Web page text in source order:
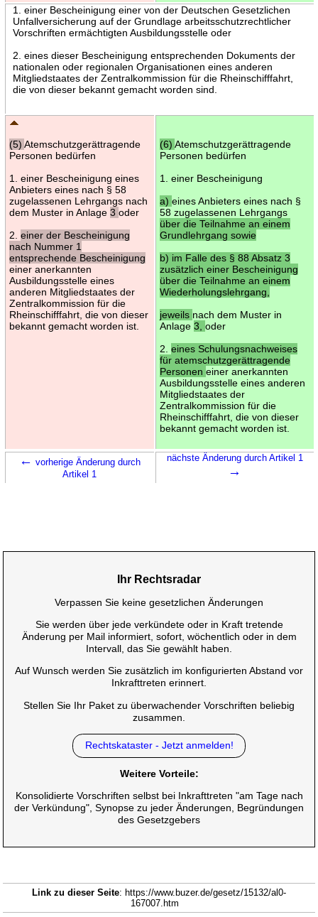
1. einer Bescheinigung einer von der Deutschen Gesetzlichen
Unfallversicherung auf der Grundlage arbeitsschutzrechtlicher
Vorschriften ermächtigten Ausbildungsstelle oder
2. eines dieser Bescheinigung entsprechenden Dokuments der
nationalen oder regionalen Organisationen eines anderen
Mitgliedstaates der Zentralkommission für die Rheinschifffahrt,
die von dieser bekannt gemacht worden sind.
(5) Atemschutzgerättragende
Personen bedürfen
1. einer Bescheinigung eines
Anbieters eines nach § 58
zugelassenen Lehrgangs nach
dem Muster in Anlage 3 oder
2. einer der Bescheinigung
nach Nummer 1
entsprechende Bescheinigung
einer anerkannten
Ausbildungsstelle eines
anderen Mitgliedstaates der
Zentralkommission für die
Rheinschifffahrt, die von dieser
bekannt gemacht worden ist.
(6) Atemschutzgerättragende
Personen bedürfen
1. einer Bescheinigung
a) eines Anbieters eines nach §
58 zugelassenen Lehrgangs
über die Teilnahme an einem
Grundlehrgang sowie
b) im Falle des § 88 Absatz 3
zusätzlich einer Bescheinigung
über die Teilnahme an einem
Wiederholungslehrgang,
jeweils nach dem Muster in
Anlage 3, oder
2. eines Schulungsnachweises
für atemschutzgerättragende
Personen einer anerkannten
Ausbildungsstelle eines anderen
Mitgliedstaates der
Zentralkommission für die
Rheinschifffahrt, die von dieser
bekannt gemacht worden ist.
← vorherige Änderung durch
Artikel 1
nächste Änderung durch Artikel 1
→
Ihr Rechtsradar
Verpassen Sie keine gesetzlichen Änderungen
Sie werden über jede verkündete oder in Kraft tretende
Änderung per Mail informiert, sofort, wöchentlich oder in dem
Intervall, das Sie gewählt haben.
Auf Wunsch werden Sie zusätzlich im konfigurierten Abstand vor
Inkrafttreten erinnert.
Stellen Sie Ihr Paket zu überwachender Vorschriften beliebig
zusammen.
Rechtskataster - Jetzt anmelden!
Weitere Vorteile:
Konsolidierte Vorschriften selbst bei Inkrafttreten "am Tage nach
der Verkündung", Synopse zu jeder Änderungen, Begründungen
des Gesetzgebers
Link zu dieser Seite: https://www.buzer.de/gesetz/15132/al0-
167007.htm